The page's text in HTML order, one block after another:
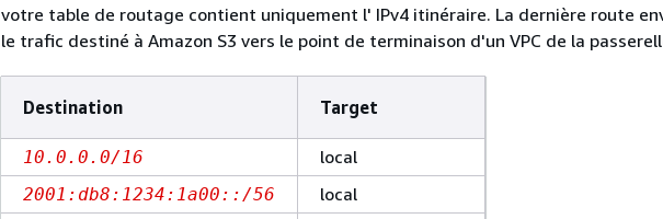
votre table de routage contient uniquement l' IPv4 itinéraire. La dernière route
le trafic destiné à Amazon S3 vers le point de terminaison d'un VPC de la
Destination Target
10.0.0.0/16 local
2001:db8:1234:1a00::/56 local